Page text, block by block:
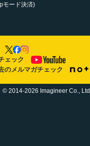
モード決済)
ェック
のメルマガチェック
© 2014-2026 Imagineer Co., Ltd.